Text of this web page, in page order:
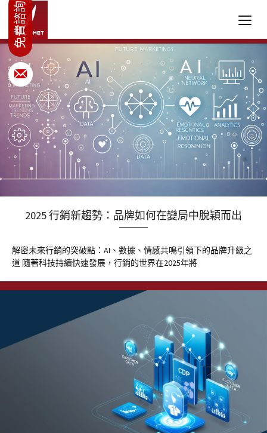
2025 行銷新趨勢：品牌如何在變局中脫穎而出
解密未來行銷的突破點：AI、數據、情感共鳴引領下的品牌升級之
道 隨著科技持續快速發展，行銷的世界在2025年將